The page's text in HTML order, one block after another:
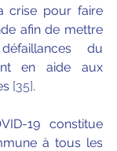
crise pour faire
afin de mettre
du
en aide aux
[35].
19 constitue
à tous les